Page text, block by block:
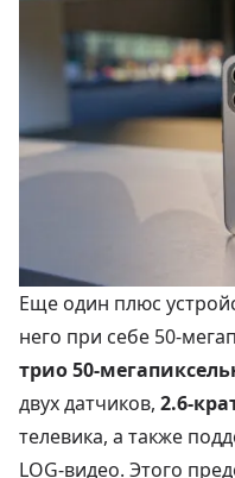
Еще один плюс
него при себе 50-
трио 50-
двух датчиков, 2.6-
телевика, а также
LOG-видео. Этого